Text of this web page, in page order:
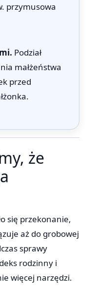
przymusowa
Podział
małżeństwa
przed
że
się przekonanie,
aż do grobowej
sprawy
rodzinny i
więcej narzędzi.